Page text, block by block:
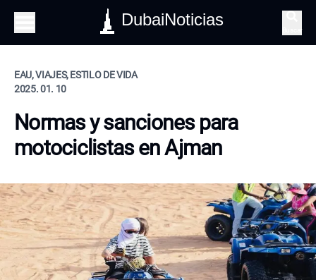
DubaiNoticias
EAU, VIAJES, ESTILO DE VIDA
2025. 01. 10
Normas y sanciones para
motociclistas en Ajman